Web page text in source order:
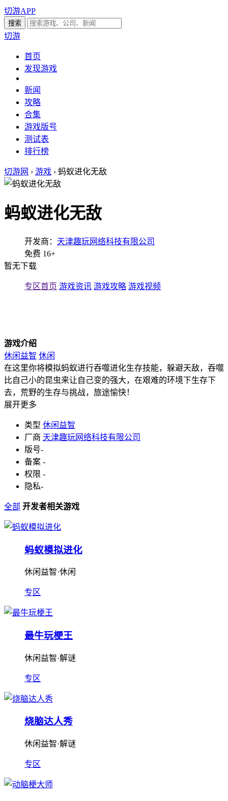
切游APP
切游
首页
发现游戏
新闻
攻略
合集
游戏版号
测试表
排行榜
切游网 › 游戏 › 蚂蚁进化无敌
蚂蚁进化无敌
开发商： 天津趣玩网络科技有限公司
免费 16+
暂无下载
专区首页 游戏资讯 游戏攻略 游戏视频
游戏介绍
休闲益智 休闲
在这里你将模拟蚂蚁进行吞噬进化生存技能，躲避天敌，吞噬
比自己小的昆虫来让自己变的强大，在艰难的环境下生存下
去，荒野的生存与挑战，旅途愉快！
展开更多
类型 休闲益智
厂商 天津趣玩网络科技有限公司
版号-
备案 -
权限 -
隐私-
全部 开发者相关游戏
蚂蚁模拟进化
休闲益智·休闲
专区
最牛玩梗王
休闲益智·解谜
专区
烧脑达人秀
休闲益智·解谜
专区